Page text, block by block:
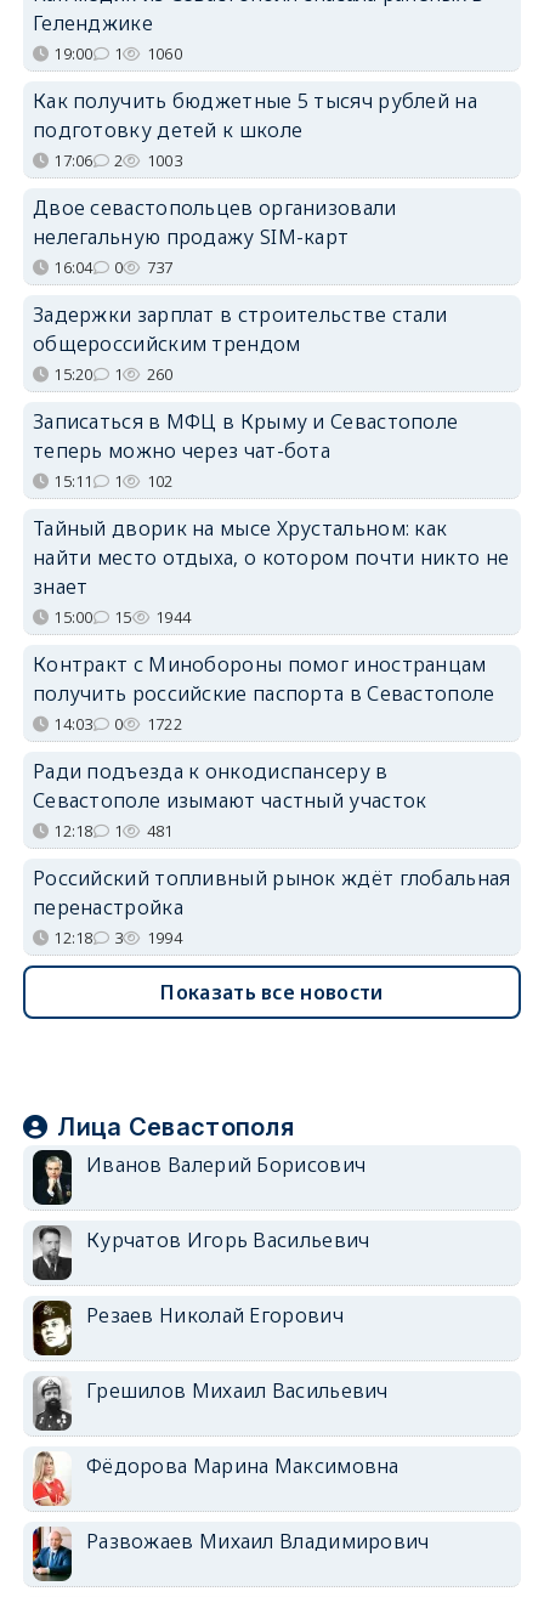
Геленджике
19:00 1 1060
Как получить бюджетные 5 тысяч рублей на
подготовку детей к школе
17:06 2 1003
Двое севастопольцев организовали
нелегальную продажу SIM-карт
16:04 0 737
Задержки зарплат в строительстве стали
общероссийским трендом
15:20 1 260
Записаться в МФЦ в Крыму и Севастополе
теперь можно через чат-бота
15:11 1 102
Тайный дворик на мысе Хрустальном: как
найти место отдыха, о котором почти никто не
знает
15:00 15 1944
Контракт с Минобороны помог иностранцам
получить российские паспорта в Севастополе
14:03 0 1722
Ради подъезда к онкодиспансеру в
Севастополе изымают частный участок
12:18 1 481
Российский топливный рынок ждёт глобальная
перенастройка
12:18 3 1994
Показать все новости
Лица Севастополя
Иванов Валерий Борисович
Курчатов Игорь Васильевич
Резаев Николай Егорович
Грешилов Михаил Васильевич
Фёдорова Марина Максимовна
Развожаев Михаил Владимирович